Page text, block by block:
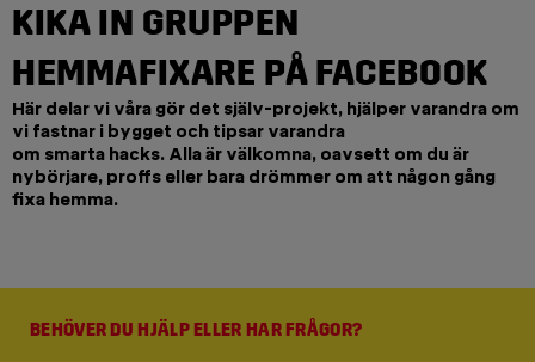
KIKA IN GRUPPEN
HEMMAFIXARE PÅ FACEBOOK
Här delar vi våra gör det själv-projekt, hjälper varandra om
vi fastnar i bygget och tipsar varandra
om smarta hacks. Alla är välkomna, oavsett om du är
nybörjare, proffs eller bara drömmer om att någon gång
fixa hemma.
BEHÖVER DU HJÄLP ELLER HAR FRÅGOR?